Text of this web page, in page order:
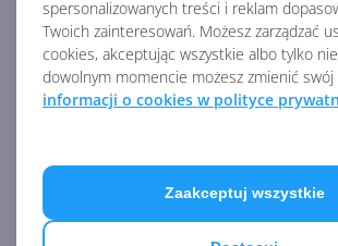
spersonalizowanych treści i reklam
Twoich zainteresowań. Możesz zarządzać
cookies, akceptując wszystkie albo tylko
dowolnym momencie możesz zmienić swój
informacji o cookies w polityce
Zaakceptuj wszystkie
3 nowe
Microsoft
Setki Milionów
Dziennie.
wysiłki na rzecz
Zobacz więcej